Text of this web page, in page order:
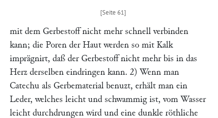
mit dem Gerbestoff nicht mehr schnell verbinden
kann; die Poren der Haut werden so mit Kalk
imprägnirt, daß der Gerbestoff nicht mehr bis in das
Herz derselben eindringen kann. 2) Wenn man
Catechu als Gerbematerial benuzt, erhält man ein
Leder, welches leicht und schwammig ist, vom Wasser
leicht durchdrungen wird und eine dunkle röthliche